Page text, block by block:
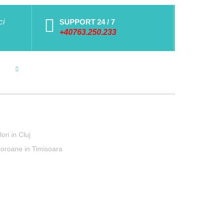
SUPPORT 24 / 7
+40763.250.233
in Cluj
in Timisoara